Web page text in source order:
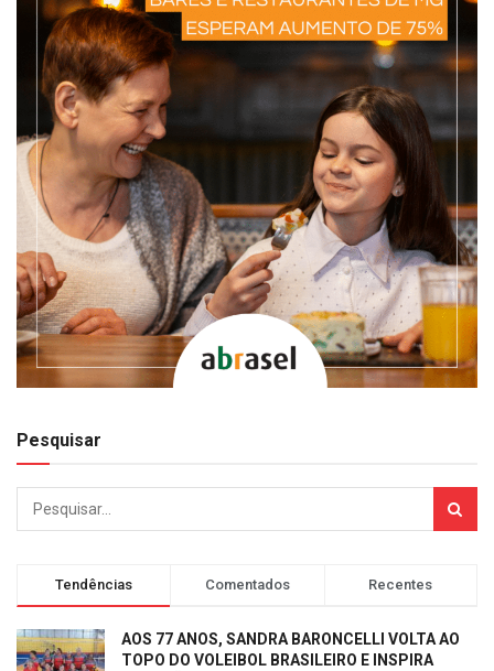
Pesquisar
Tendências Comentados Recentes
AOS 77 ANOS, SANDRA BARONCELLI VOLTA AO
TOPO DO VOLEIBOL BRASILEIRO E INSPIRA